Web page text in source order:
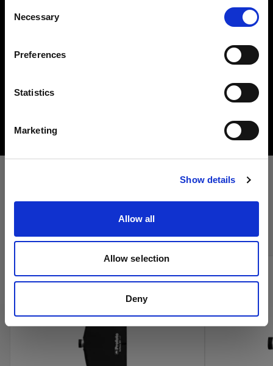
Selection
Necessary
Preferences
Statistics
Marketing
Show details
Allow all
Allow selection
Deny
Austria
サイトにアクセス
鮮明でコントロールされたハードライトを作ること
は、シーンのライティングにおいて重要な要素の一
つです。ここでは、リフレクター、ビューティーデ
ィッシュ、スヌート、バーンドアなど、クリエイテ
プロフォトのシネマ製品をオン